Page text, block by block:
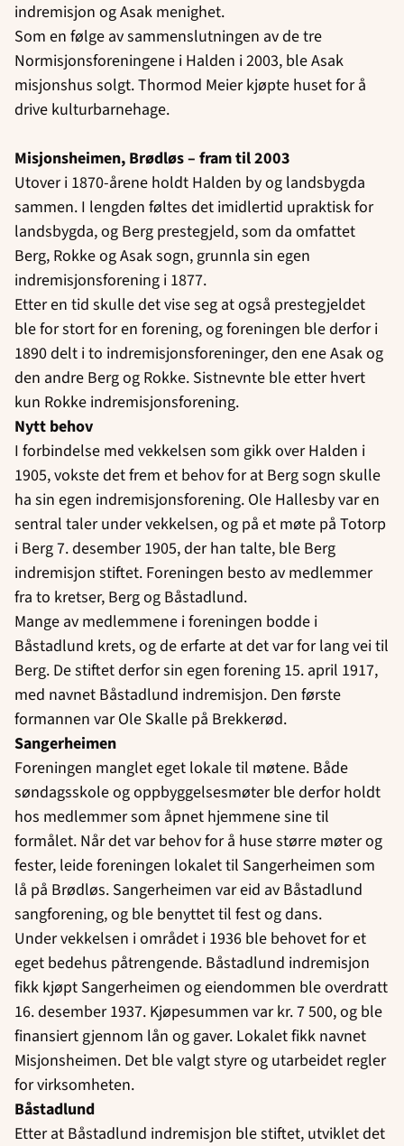
indremisjon og Asak menighet.
Som en følge av sammenslutningen av de tre
Normisjonsforeningene i Halden i 2003, ble Asak
misjonshus solgt. Thormod Meier kjøpte huset for å
drive kulturbarnehage.
Misjonsheimen, Brødløs – fram til 2003
Utover i 1870-årene holdt Halden by og landsbygda
sammen. I lengden føltes det imidlertid upraktisk for
landsbygda, og Berg prestegjeld, som da omfattet
Berg, Rokke og Asak sogn, grunnla sin egen
indremisjonsforening i 1877.
Etter en tid skulle det vise seg at også prestegjeldet
ble for stort for en forening, og foreningen ble derfor i
1890 delt i to indremisjonsforeninger, den ene Asak og
den andre Berg og Rokke. Sistnevnte ble etter hvert
kun Rokke indremisjonsforening.
Nytt behov
I forbindelse med vekkelsen som gikk over Halden i
1905, vokste det frem et behov for at Berg sogn skulle
ha sin egen indremisjonsforening. Ole Hallesby var en
sentral taler under vekkelsen, og på et møte på Totorp
i Berg 7. desember 1905, der han talte, ble Berg
indremisjon stiftet. Foreningen besto av medlemmer
fra to kretser, Berg og Båstadlund.
Mange av medlemmene i foreningen bodde i
Båstadlund krets, og de erfarte at det varfor lang vei til
Berg. De stiftet derfor sin egen forening 15. april 1917,
med navnet Båstadlund indremisjon. Den første
formannen var Ole Skalle på Brekkerød.
Sangerheimen
Foreningen manglet eget lokale til møtene. Både
søndagsskole og oppbyggelsesmøter ble derfor holdt
hos medlemmer som åpnet hjemmene sine til
formålet. Når det var behov for å huse større møter og
fester, leide foreningen lokalet til Sangerheimen som
lå på Brødløs. Sangerheimen var eid av Båstadlund
sangforening, og ble benyttet til fest og dans.
Under vekkelsen i området i 1936 ble behovet for et
eget bedehus påtrengende. Båstadlund indremisjon
fikk kjøpt Sangerheimen og eiendommen ble overdratt
16. desember 1937. Kjøpesummen var kr. 7 500, og ble
finansiert gjennom lån og gaver. Lokalet fikk navnet
Misjonsheimen. Det ble valgt styre og utarbeidet regler
for virksomheten.
Båstadlund
Etter at Båstadlund indremisjon ble stiftet, utviklet det